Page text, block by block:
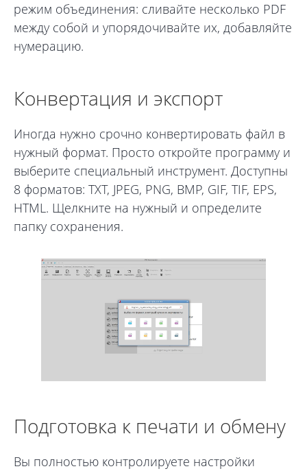
режим объединения: сливайте несколько PDF
между собой и упорядочивайте их, добавляйте
нумерацию.
Конвертация и экспорт
Иногда нужно срочно конвертировать файл в
нужный формат. Просто откройте программу и
выберите специальный инструмент. Доступны
8 форматов: TXT, JPEG, PNG, BMP, GIF, TIF, EPS,
HTML. Щелкните на нужный и определите
папку сохранения.
Подготовка к печати и обмену
Вы полностью контролируете настройки